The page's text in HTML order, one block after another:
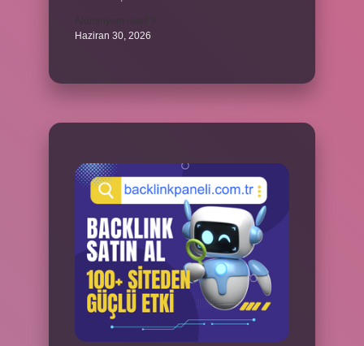
Haziran 30, 2026